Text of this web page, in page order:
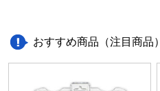
おすすめ商品（注目商品）